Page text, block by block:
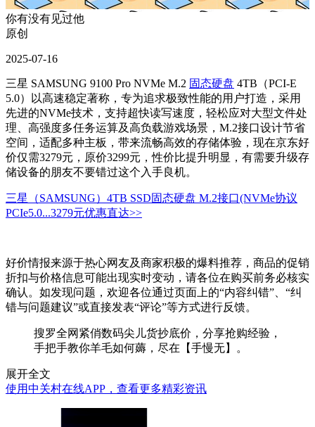
你有没有见过他
原创
2025-07-16
三星 SAMSUNG 9100 Pro NVMe M.2 固态硬盘 4TB（PCI-E
5.0）以高速稳定著称，专为追求极致性能的用户打造，采用
先进的NVMe技术，支持超快读写速度，轻松应对大型文件处
理、高强度多任务运算及高负载游戏场景，M.2接口设计节省
空间，适配多种主板，带来流畅高效的存储体验，现在京东好
价仅需3279元，原价3299元，性价比提升明显，有需要升级存
储设备的朋友不要错过这个入手良机。
三星（SAMSUNG）4TB SSD固态硬盘 M.2接口(NVMe协议
PCIe5.0...3279元优惠直达>>
好价情报来源于热心网友及商家积极的爆料推荐，商品的促销
折扣与价格信息可能出现实时变动，请各位在购买前务必核实
确认。如发现问题，欢迎各位通过页面上的“内容纠错”、“纠
错与问题建议”或直接发表“评论”等方式进行反馈。
搜罗全网紧俏数码尖儿货抄底价，分享抢购经验，
手把手教你羊毛如何薅，尽在【手慢无】。
展开全文
使用中关村在线APP，查看更多精彩资讯